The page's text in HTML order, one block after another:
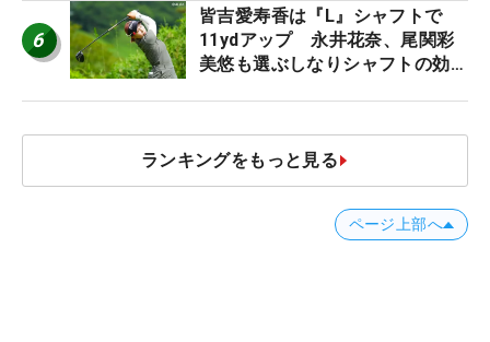
6
皆吉愛寿香は『L』シャフトで
11ydアップ 永井花奈、尾関彩
美悠も選ぶしなりシャフトの効果
ランキングをもっと見る
ページ上部へ